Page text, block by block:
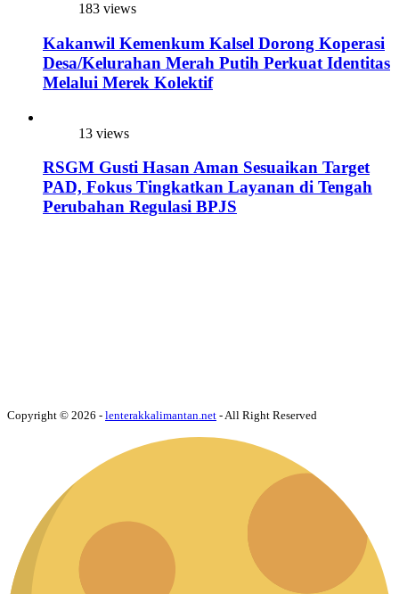
183 views
Kakanwil Kemenkum Kalsel Dorong Koperasi
Desa/Kelurahan Merah Putih Perkuat Identitas
Melalui Merek Kolektif
13 views
RSGM Gusti Hasan Aman Sesuaikan Target
PAD, Fokus Tingkatkan Layanan di Tengah
Perubahan Regulasi BPJS
Copyright © 2026 - lenterakkalimantan.net - All Right Reserved